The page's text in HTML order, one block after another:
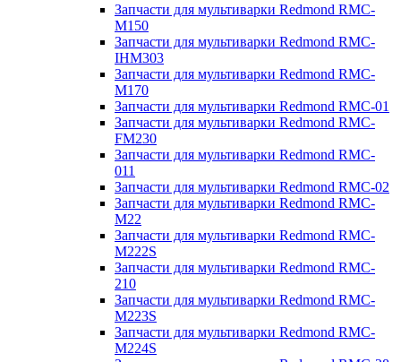
Запчасти для мультиварки Redmond RMC-
M150
Запчасти для мультиварки Redmond RMC-
IHM303
Запчасти для мультиварки Redmond RMC-
M170
Запчасти для мультиварки Redmond RMC-01
Запчасти для мультиварки Redmond RMC-
FM230
Запчасти для мультиварки Redmond RMC-
011
Запчасти для мультиварки Redmond RMC-02
Запчасти для мультиварки Redmond RMC-
M22
Запчасти для мультиварки Redmond RMC-
M222S
Запчасти для мультиварки Redmond RMC-
210
Запчасти для мультиварки Redmond RMC-
M223S
Запчасти для мультиварки Redmond RMC-
M224S